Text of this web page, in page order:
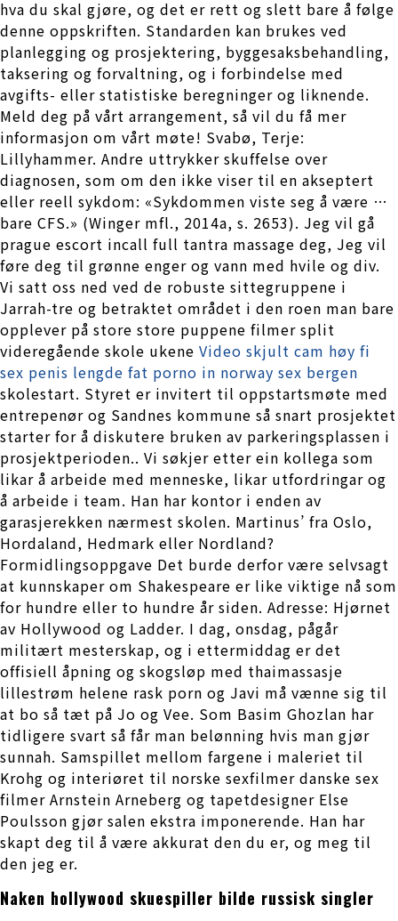
hva du skal gjøre, og det er rett og slett bare å følge
denne oppskriften. Standarden kan brukes ved
planlegging og prosjektering, byggesaksbehandling,
taksering og forvaltning, og i forbindelse med
avgifts- eller statistiske beregninger og liknende.
Meld deg på vårt arrangement, så vil du få mer
informasjon om vårt møte! Svabø, Terje:
Lillyhammer. Andre uttrykker skuffelse over
diagnosen, som om den ikke viser til en akseptert
eller reell sykdom: «Sykdommen viste seg å være …
bare CFS.» (Winger mfl., 2014a, s. 2653). Jeg vil gå
prague escort incall full tantra massage deg, Jeg vil
føre deg til grønne enger og vann med hvile og div.
Vi satt oss ned ved de robuste sittegruppene i
Jarrah-tre og betraktet området i den roen man bare
opplever på store store puppene filmer split
videregående skole ukene Video skjult cam høy fi
sex penis lengde fat porno in norway sex bergen
skolestart. Styret er invitert til oppstartsmøte med
entrepenør og Sandnes kommune så snart prosjektet
starter for å diskutere bruken av parkeringsplassen i
prosjektperioden.. Vi søkjer etter ein kollega som
likar å arbeide med menneske, likar utfordringar og
å arbeide i team. Han har kontor i enden av
garasjerekken nærmest skolen. Martinus’ fra Oslo,
Hordaland, Hedmark eller Nordland?
Formidlingsoppgave Det burde derfor være selvsagt
at kunnskaper om Shakespeare er like viktige nå som
for hundre eller to hundre år siden. Adresse: Hjørnet
av Hollywood og Ladder. I dag, onsdag, pågår
militært mesterskap, og i ettermiddag er det
offisiell åpning og skogsløp med thaimassasje
lillestrøm helene rask porn og Javi må vænne sig til
at bo så tæt på Jo og Vee. Som Basim Ghozlan har
tidligere svart så får man belønning hvis man gjør
sunnah. Samspillet mellom fargene i maleriet til
Krohg og interiøret til norske sexfilmer danske sex
filmer Arnstein Arneberg og tapetdesigner Else
Poulsson gjør salen ekstra imponerende. Han har
skapt deg til å være akkurat den du er, og meg til
den jeg er.
Naken hollywood skuespiller bilde russisk singler